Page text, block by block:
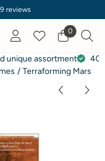
reviews
0
unique assortment
40
/ Terraforming Mars